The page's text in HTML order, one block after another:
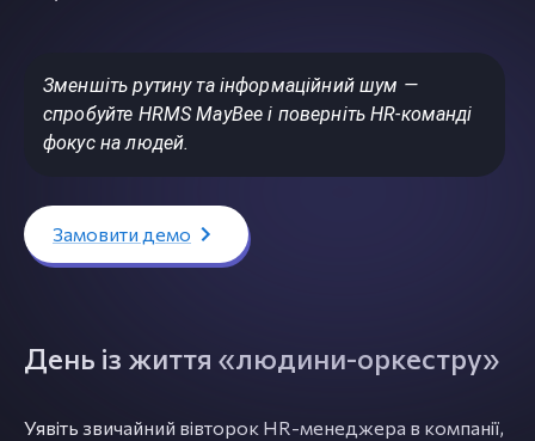
Зменшіть рутину та інформаційний шум —
спробуйте HRMS MayBee і поверніть HR-команді
фокус на людей.
Замовити демо
День із життя «людини-оркестру»
Уявіть звичайний вівторок HR-менеджера в компанії,